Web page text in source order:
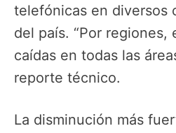
telefónicas en diversos
del país. “Por regiones,
caídas en todas las
reporte técnico.
La disminución más